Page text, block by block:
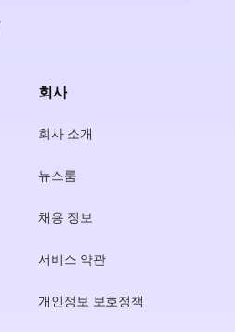
회사
회사 소개
뉴스룸
채용 정보
서비스 약관
개인정보 보호정책